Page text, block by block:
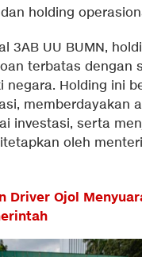
holding
3AB UU BUMN,
terbatas dengan
negara. Holding ini
memberdayakan
investasi, serta
oleh
Driver Ojol